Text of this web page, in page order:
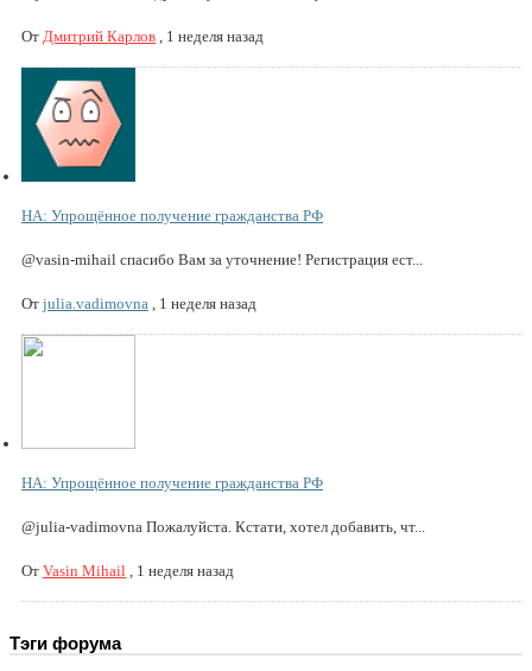
От Дмитрий Карлов , 1 неделя назад
НА: Упрощённое получение гражданства РФ
@vasin-mihail спасибо Вам за уточнение! Регистрация ест...
От julia.vadimovna , 1 неделя назад
НА: Упрощённое получение гражданства РФ
@julia-vadimovna Пожалуйста. Кстати, хотел добавить, чт...
От Vasin Mihail , 1 неделя назад
Тэги форума